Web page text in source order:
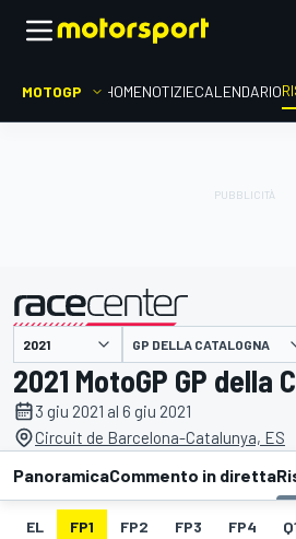
MOTOGP HOMENOTIZIECALENDARIO
presentato da GP DELLA CATALOGNA
2021 MotoGP GP della
3 giu 2021 al 6 giu 2021
Circuit de Barcelona-Catalunya, ES
PanoramicaCommento in diretta
EL FP1 FP2 FP3 FP4